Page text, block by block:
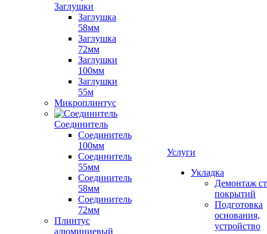
Заглушки
Заглушка
58мм
Заглушка
72мм
Заглушки
100мм
Заглушки
55м
Микроплинтус
Соединитель
Соединитель
100мм
Соединитель
55мм
Соединитель
58мм
Соединитель
72мм
Плинтус
алюминиевый
Услуги
Укладка
Демонтаж
покрытий
Подготовка
основания,
устройство